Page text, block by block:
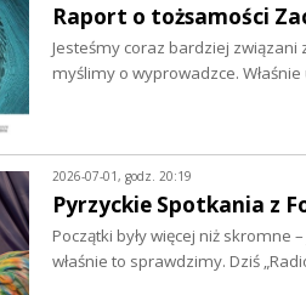
Raport o tożsamości
Jesteśmy coraz bardziej
myślimy o wyprowadzce.
2026-07-01, godz. 20:19
Pyrzyckie Spotkania z
Początki były więcej niż skromne
właśnie to sprawdzimy. Dziś